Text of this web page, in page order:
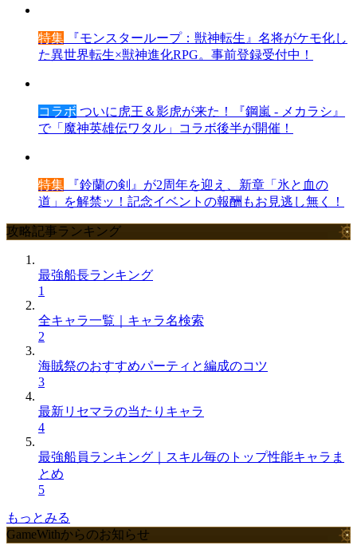
特集 『モンスターループ：獣神転生』名将がケモ化し
た異世界転生×獣神進化RPG。事前登録受付中！
コラボ ついに虎王＆影虎が来た！『鋼嵐 - メカラシ』
で「魔神英雄伝ワタル」コラボ後半が開催！
特集 『鈴蘭の剣』が2周年を迎え、新章「氷と血の
道」を解禁ッ！記念イベントの報酬もお見逃し無く！
攻略記事ランキング
最強船長ランキング
1
全キャラ一覧｜キャラ名検索
2
海賊祭のおすすめパーティと編成のコツ
3
最新リセマラの当たりキャラ
4
最強船員ランキング｜スキル毎のトップ性能キャラま
とめ
5
もっとみる
GameWithからのお知らせ